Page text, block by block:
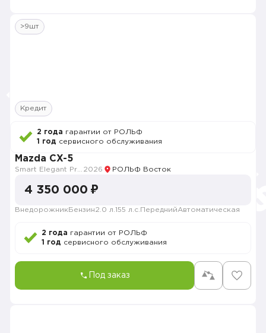
>9шт
Кредит
2 года гарантии от РОЛЬФ
1 год сервисного обслуживания
Mazda CX-5
2026 РОЛЬФ Восток
4 350 000 ₽
Внедорожник Бензин2.0 л. 155 л.с. ПереднийАвтоматическая
2 года гарантии от РОЛЬФ
1 год сервисного обслуживания
Под заказ